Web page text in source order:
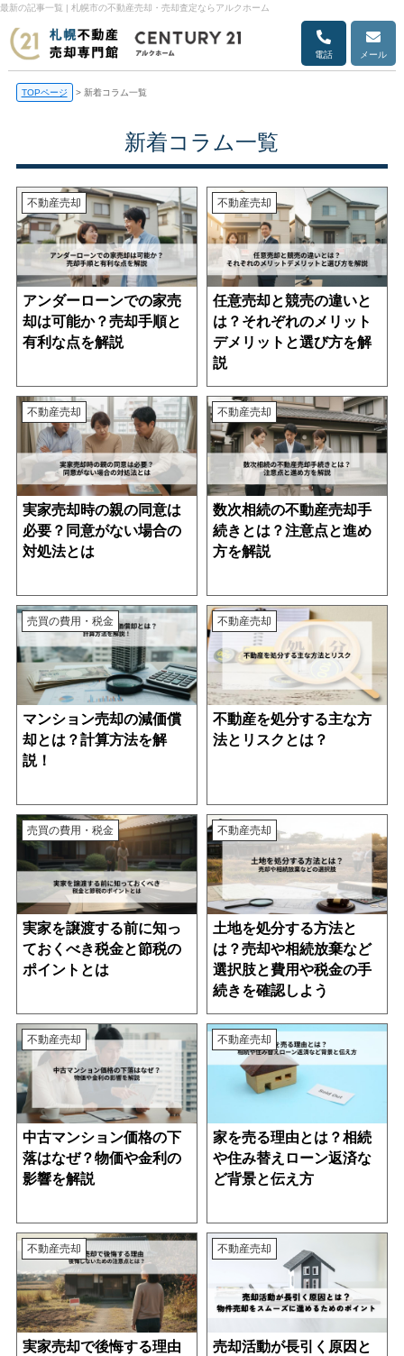
最新の記事一覧 | 札幌市の不動産売却・売却査定ならアルクホーム
電話 メール
TOPページ > 新着コラム一覧
新着コラム一覧
不動産売却
アンダーローンでの家売
却は可能か？売却手順と
有利な点を解説
不動産売却
任意売却と競売の違いと
は？それぞれのメリット
デメリットと選び方を解
説
不動産売却
実家売却時の親の同意は
必要？同意がない場合の
対処法とは
不動産売却
数次相続の不動産売却手
続きとは？注意点と進め
方を解説
売買の費用・税金
マンション売却の減価償
却とは？計算方法を解
説！
不動産売却
不動産を処分する主な方
法とリスクとは？
売買の費用・税金
実家を譲渡する前に知っ
ておくべき税金と節税の
ポイントとは
不動産売却
土地を処分する方法と
は？売却や相続放棄など
選択肢と費用や税金の手
続きを確認しよう
不動産売却
中古マンション価格の下
落はなぜ？物価や金利の
影響を解説
不動産売却
家を売る理由とは？相続
や住み替えローン返済な
ど背景と伝え方
不動産売却
実家売却で後悔する理由
不動産売却
売却活動が長引く原因と